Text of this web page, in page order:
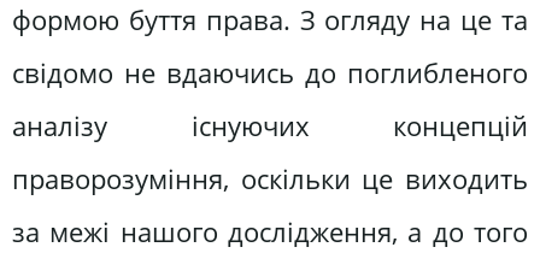
формою буття права. З огляду на це та
свідомо не вдаючись до поглибленого
аналізу існуючих концепцій
праворозуміння, оскільки це виходить
за межі нашого дослідження, а до того